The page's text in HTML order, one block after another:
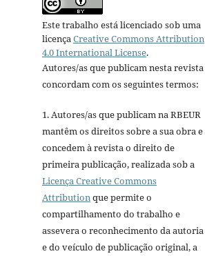
Este trabalho está licenciado sob uma
licença Creative Commons Attribution
4.0 International License.
Autores/as que publicam nesta revista
concordam com os seguintes termos:
1. Autores/as que publicam na RBEUR
mantêm os direitos sobre a sua obra e
concedem à revista o direito de
primeira publicação, realizada sob a
Licença Creative Commons
Attributionque permite o
compartilhamento do trabalho e
assevera o reconhecimento da autoria
e do veículo de publicação original, a